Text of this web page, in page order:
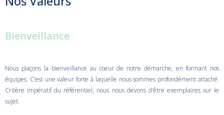
Bienveillance
Nous plaçons la bienveillance au cœur de notre démarche, en formant nos
équipes. C’est une valeur forte à laquelle nous sommes profondément attaché.
Critère impératif du référentiel, nous nous devons d’être exemplaires sur le
sujet.